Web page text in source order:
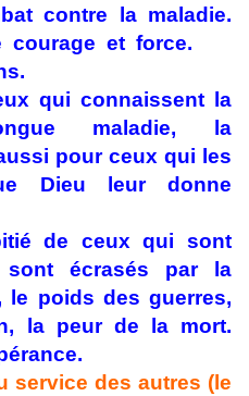
contre la maladie.
courage et force.
qui connaissent la
maladie, la
pour ceux qui les
Dieu leur donne
de ceux qui sont
écrasés par la
le poids des guerres,
la peur de la mort.
service des autres (le